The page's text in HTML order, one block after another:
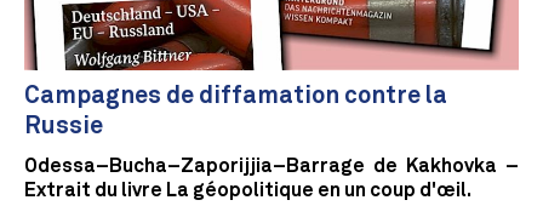
Campagnes de diffamation contre la
Russie
Odessa–Bucha–Zaporijjia–Barrage de Kakhovka –
Extrait du livre La géopolitique en un coup d'œil.